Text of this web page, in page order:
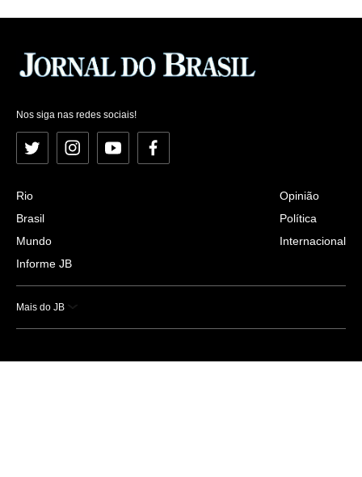
Nos siga nas redes sociais!
Twitter InstagramYouTubeFacebook
Rio
Brasil
Mundo
Informe JB
Opinião
Política
Internacional
Mais do JB
Esportes